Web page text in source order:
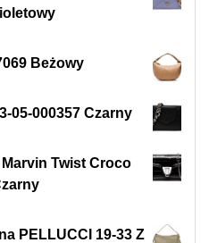
Beżowy
05-000357 Czarny
Twist Croco
PELLUCCI 19-33 Z